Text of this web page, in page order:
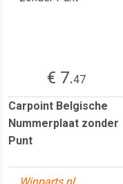
€ 7.47
Carpoint Belgische
Nummerplaat zonder
Punt